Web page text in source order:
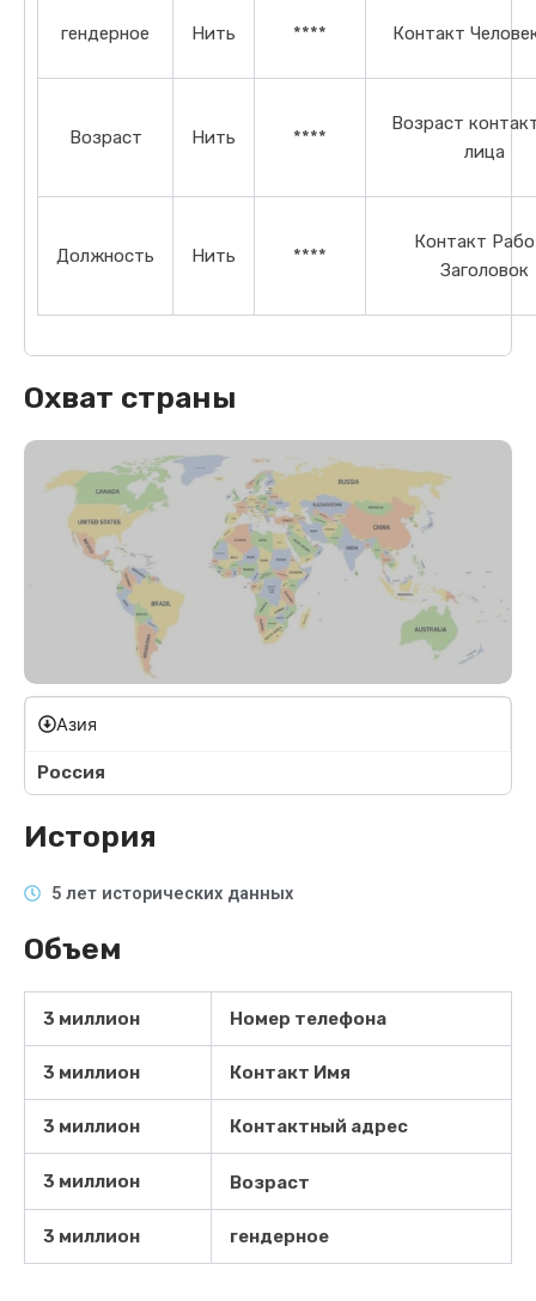
гендерное Нить **** Контакт
Возраст Нить ****
Возраст
лица
Должность Нить ****
Контакт
Заголовок
Охват страны
Азия
Россия
История
5 лет исторических данных
Объем
3 миллион Номер телефона
3 миллион Контакт Имя
3 миллион Контактный адрес
3 миллион Возраст
3 миллион гендерное